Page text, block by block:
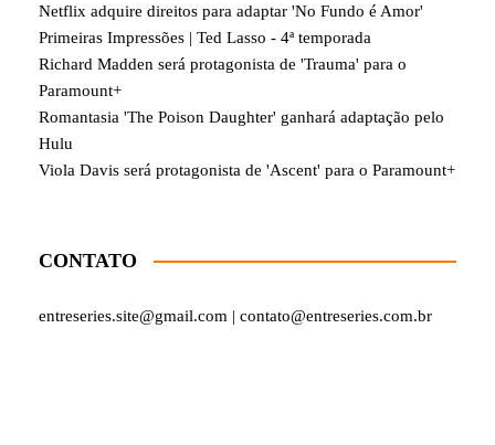
Netflix adquire direitos para adaptar 'No Fundo é Amor'
Primeiras Impressões | Ted Lasso - 4ª temporada
Richard Madden será protagonista de 'Trauma' para o
Paramount+
Romantasia 'The Poison Daughter' ganhará adaptação pelo
Hulu
Viola Davis será protagonista de 'Ascent' para o Paramount+
CONTATO
entreseries.site@gmail.com | contato@entreseries.com.br